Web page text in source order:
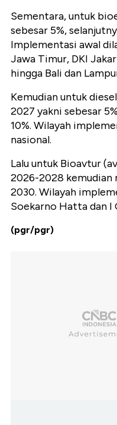
Sementara, untuk
sebesar 5%,
Implementasi awal
Jawa Timur, DKI
hingga Bali dan
Kemudian untuk
2027 yakni sebesar
10%. Wilayah
nasional.
Lalu untuk Bioavtur
2026-2028 kemudian
2030. Wilayah
Soekarno Hatta dan I
(pgr/pgr)